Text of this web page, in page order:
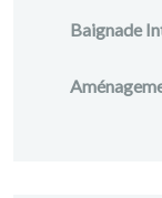
Baignade